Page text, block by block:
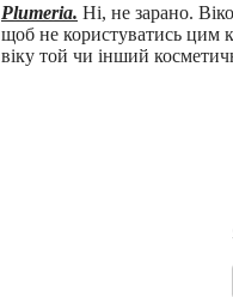
Plumeria. Ні, не зарано.
щоб не користуватись цим
віку той чи інший